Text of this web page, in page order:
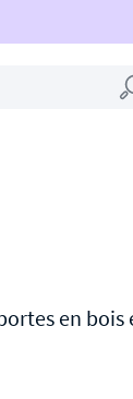
en bois